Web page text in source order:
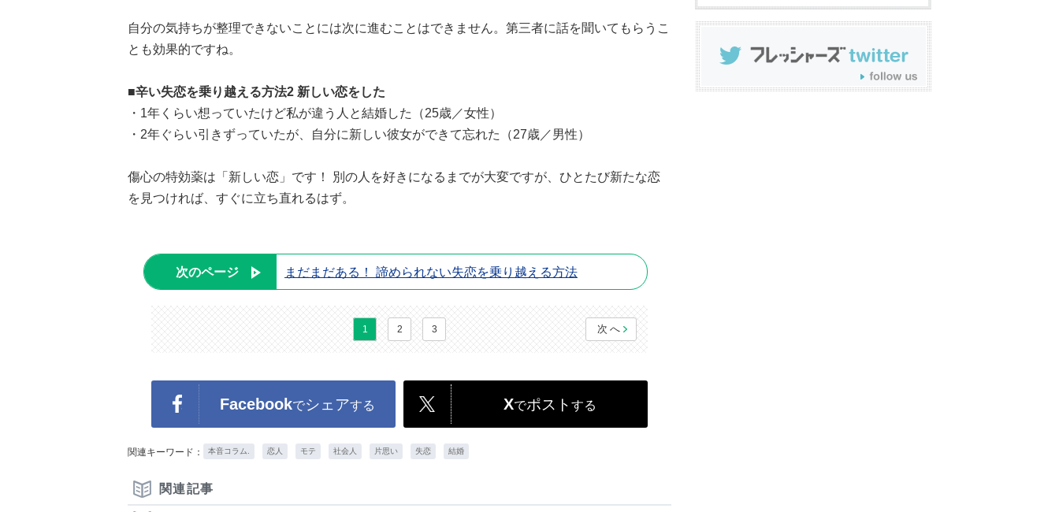
自分の気持ちが整理できないことには次に進むことはできません。第三者に話を聞いてもらうこ
とも効果的ですね。
■辛い失恋を乗り越える方法2 新しい恋をした
・1年くらい想っていたけど私が違う人と結婚した（25歳／女性）
・2年ぐらい引きずっていたが、自分に新しい彼女ができて忘れた（27歳／男性）
傷心の特効薬は「新しい恋」です！ 別の人を好きになるまでが大変ですが、ひとたび新たな恋
を見つければ、すぐに立ち直れるはず。
次のページ まだまだある！ 諦められない失恋を乗り越える方法
1 2 3 次へ
Facebookでシェアする Xでポスト する
関連キーワード： 本音コラム. 恋人 モテ 社会人 片思い 失恋 結婚
関連記事